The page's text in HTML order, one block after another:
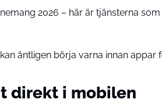
2026 – här är tjänsterna
äntligen börja varna innan appar
direkt i mobilen